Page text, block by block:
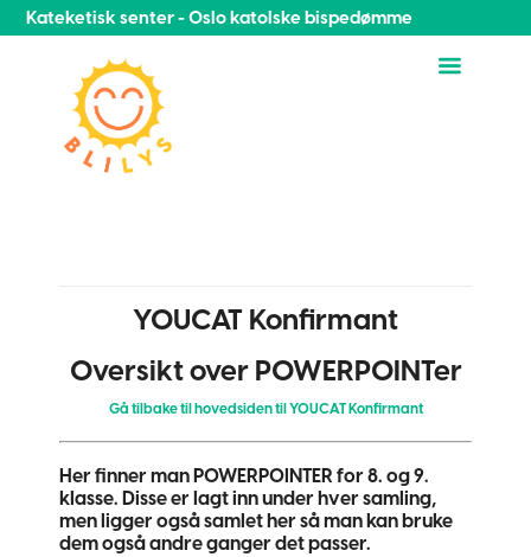
Kateketisk senter - Oslo katolske bispedømme
YOUCAT Konfirmant
Oversikt over POWERPOINTer
Gå tilbake til hovedsiden til YOUCAT Konfirmant
Her finner man POWERPOINTER for 8. og 9.
klasse. Disse er lagt inn under hver samling,
men ligger også samlet her så man kan bruke
dem også andre ganger det passer.